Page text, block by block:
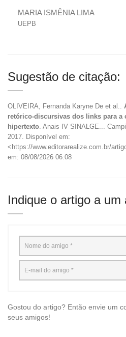
MARIA ISMÊNIA LIMA
UEPB
Sugestão de citação:
OLIVEIRA, Fernanda Karyne De et al..
retórico-discursivas dos links para a
hipertexto . Anais IV SINALGE...
2017. Disponível em:
<https://www.editorarealize.com.br/
em: 08/08/2026 06:08
Indique o artigo a um
Gostou do artigo? Então envie um
seus amigos!